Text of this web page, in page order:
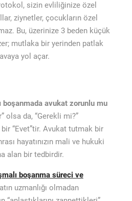
sizin evliliğinize özel
ziynetler, çocukların özel
Bu, üzerinize 3 beden küçük
mutlaka bir yerinden patlak
yol açar.
boşanmada avukat zorunlu mu
olsa da, “Gerekli mi?”
“Evet”tir. Avukat tutmak bir
hayatınızın mali ve hukuki
alan bir tedbirdir.
boşanma süreci ve
uzmanlığı olmadan